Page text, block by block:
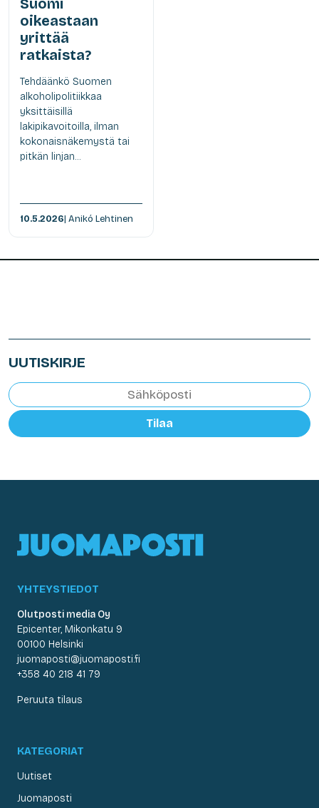
Suomi
oikeastaan
yrittää
ratkaista?
Tehdäänkö Suomen
alkoholipolitiikkaa
yksittäisillä
lakipikavoitoilla, ilman
kokonaisnäkemystä tai
pitkän linjan...
10.5.2026| Anikó Lehtinen
UUTISKIRJE
Tilaa
YHTEYSTIEDOT
Olutposti media Oy
Epicenter, Mikonkatu 9
00100 Helsinki
juomaposti@juomaposti.fi
+358 40 218 41 79
Peruuta tilaus
KATEGORIAT
Uutiset
Juomaposti